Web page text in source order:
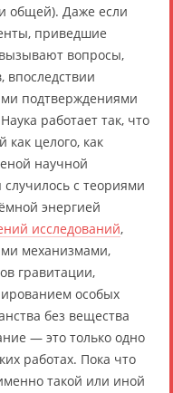
общей). Даже если
приведшие
вопросы,
впоследствии
подтверждениями
работает так, что
как целого, как
научной
с теориями
энергией
исследований,
механизмами,
гравитации,
особых
без вещества
— это только одно
работах. Пока что
такой или иной